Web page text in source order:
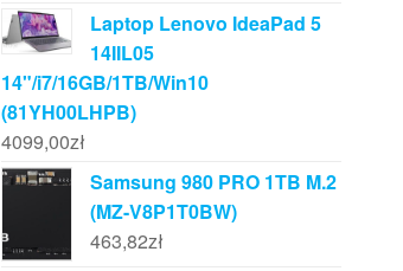
Laptop Lenovo IdeaPad 5
14IIL05
14"/i7/16GB/1TB/Win10
(81YH00LHPB)
4099,00zł
Samsung 980 PRO 1TB M.2
(MZ-V8P1T0BW)
463,82zł